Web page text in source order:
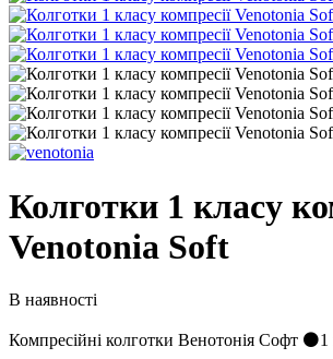
Колготки 1 класу
Venotonia Soft
В наявності
Компресійні колготки Венотонія Софт ⚫1